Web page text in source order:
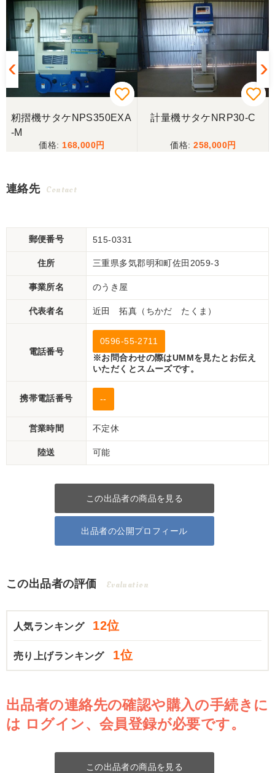
籾摺機サタケNPS350EXA
-M
168,000
計量機サタケNRP30-C
258,000
連絡先 Contact
郵便番号 515-0331
住所 三重県多気郡明和町佐田2059-3
事業所名 のうき屋
代表者名 近田 拓真（ちかだ たくま）
電話番号
0596-55-2711
※お問合わせの際はUMMを見たとお伝え
いただくとスムーズです。
携帯電話番号 --
営業時間 不定休
陸送 可能
この出品者の商品を見る
出品者の公開プロフィール
この出品者の評価 Evaluation
人気ランキング 12位
売り上げランキング 1位
出品者の連絡先の確認や購入の手続きに
は ログイン、会員登録が必要です。
この出品者の商品を見る